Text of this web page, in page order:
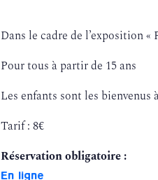
Dans le cadre de l’exposition
Pour tous à partir de 15 ans
Les enfants sont les
Tarif : 8€
Réservation obligatoire :
En ligne